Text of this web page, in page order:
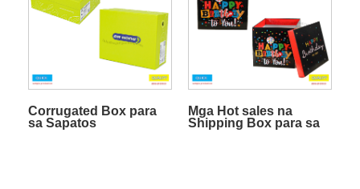
Corrugated Box para
sa Sapatos
Mga Hot sales na
Shipping Box para sa